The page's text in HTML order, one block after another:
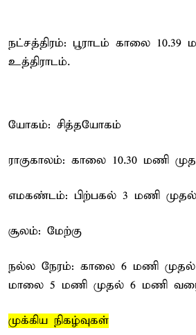
நட்சத்திரம்: பூராடம் காலை 10.39
உத்திராடம்.
யோகம்: சித்தயோகம்
ராகுகாலம்: காலை 10.30 மணி
எமகண்டம்: பிற்பகல் 3 மணி
சூலம்: மேற்கு
நல்ல நேரம்: காலை 6 மணி
மாலை 5 மணி முதல் 6 மணி
முக்கிய நிகழ்வுகள்